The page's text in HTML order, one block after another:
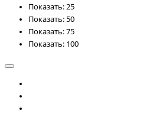
Показать: 25
Показать: 50
Показать: 75
Показать: 100